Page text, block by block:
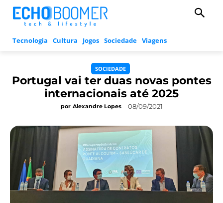
Tecnologia Cultura Jogos Sociedade Viagens
SOCIEDADE
Portugal vai ter duas novas pontes
internacionais até 2025
por Alexandre Lopes 08/09/2021